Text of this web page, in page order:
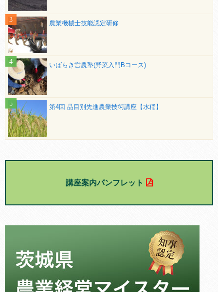
農業機械士技能認定研修
いばらき営農塾(野菜入門Bコース)
第4回 品目別先進農業技術講座【水稲】
講座案内パンフレット